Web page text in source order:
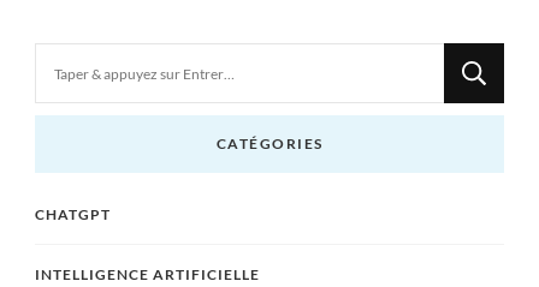
CATÉGORIES
CHATGPT
INTELLIGENCE ARTIFICIELLE